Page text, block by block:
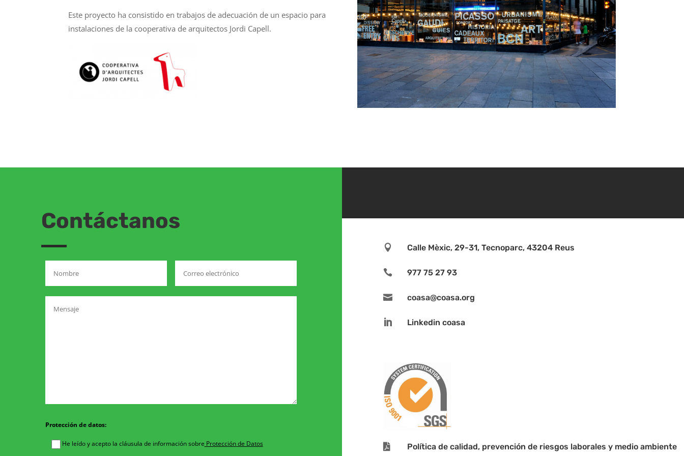
Este proyecto ha consistido en trabajos de adecuación de un espacio para
instalaciones de la cooperativa de arquitectos Jordi Capell.
Contáctanos
Protección de datos:
He leído y acepto la cláusula de información sobre Protección de Datos
 Calle Mèxic, 29-31, Tecnoparc, 43204 Reus
 977 75 27 93
 coasa@coasa.org
 Linkedin coasa
 Política de calidad, prevención de riesgos laborales y medio ambiente